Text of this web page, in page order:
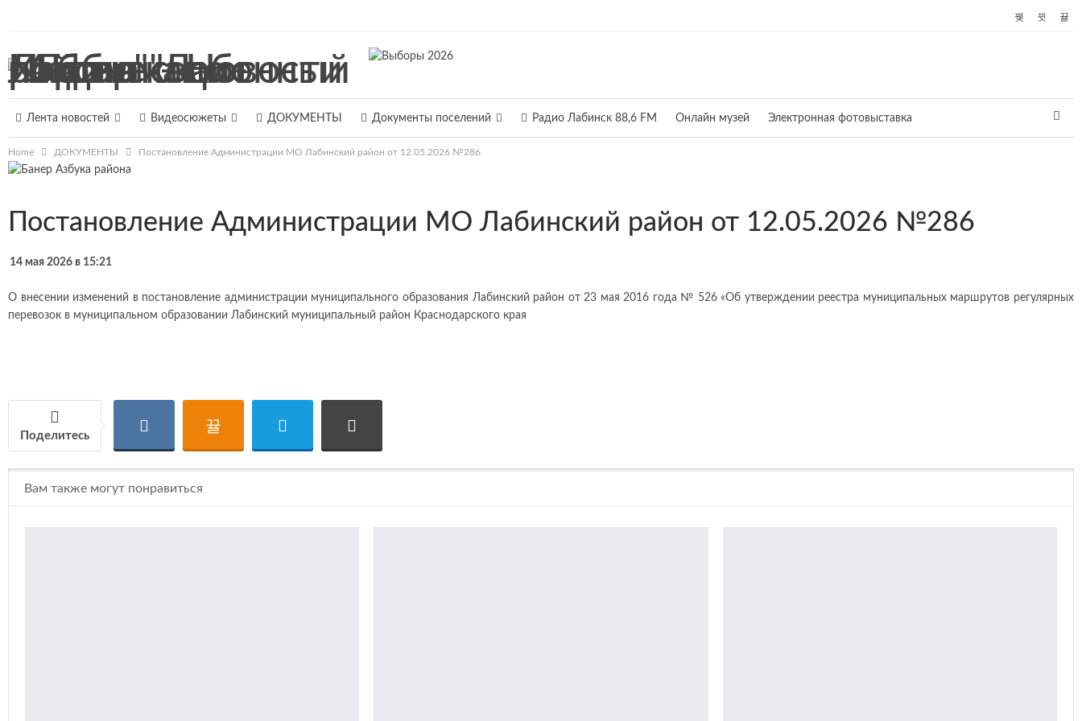
Лента новостей Видеосюжеты ДОКУМЕНТЫ Документы поселений Радио Лабинск 88,6 FM Онлайн музей Электронная фотовыставка
Home ДОКУМЕНТЫ Постановление Администрации МО Лабинский район от 12.05.2026 №286
Постановление Администрации МО Лабинский район от 12.05.2026 №286
14 мая 2026 в 15:21
О внесении изменений в постановление администрации муниципального образования Лабинский район от 23 мая 2016 года № 526 «Об утверждении реестра муниципальных маршрутов регулярных
перевозок в муниципальном образовании Лабинский муниципальный район Краснодарского края
Поделитесь
Вам также могут понравиться